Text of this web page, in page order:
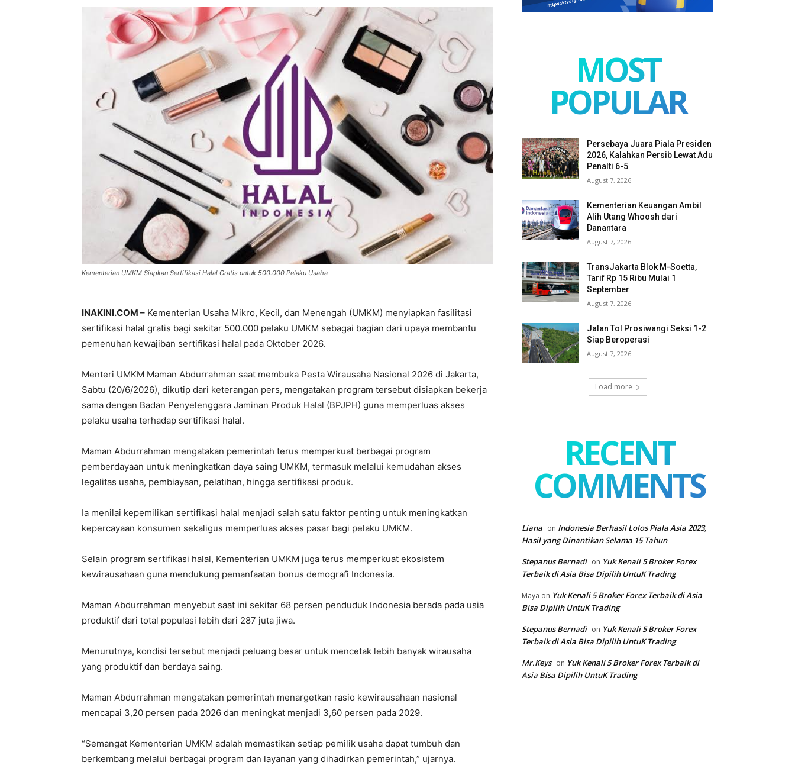
Kementerian UMKM Siapkan Sertifikasi Halal Gratis untuk 500.000 Pelaku Usaha
INAKINI.COM – Kementerian Usaha Mikro, Kecil, dan Menengah (UMKM) menyiapkan fasilitasi
sertifikasi halal gratis bagi sekitar 500.000 pelaku UMKM sebagai bagian dari upaya membantu
pemenuhan kewajiban sertifikasi halal pada Oktober 2026.
Menteri UMKM Maman Abdurrahman saat membuka Pesta Wirausaha Nasional 2026 di Jakarta,
Sabtu (20/6/2026), dikutip dari keterangan pers, mengatakan program tersebut disiapkan bekerja
sama dengan Badan Penyelenggara Jaminan Produk Halal (BPJPH) guna memperluas akses
pelaku usaha terhadap sertifikasi halal.
Maman Abdurrahman mengatakan pemerintah terus memperkuat berbagai program
pemberdayaan untuk meningkatkan daya saing UMKM, termasuk melalui kemudahan akses
legalitas usaha, pembiayaan, pelatihan, hingga sertifikasi produk.
Ia menilai kepemilikan sertifikasi halal menjadi salah satu faktor penting untuk meningkatkan
kepercayaan konsumen sekaligus memperluas akses pasar bagi pelaku UMKM.
Selain program sertifikasi halal, Kementerian UMKM juga terus memperkuat ekosistem
kewirausahaan guna mendukung pemanfaatan bonus demografi Indonesia.
Maman Abdurrahman menyebut saat ini sekitar 68 persen penduduk Indonesia berada pada usia
produktif dari total populasi lebih dari 287 juta jiwa.
Menurutnya, kondisi tersebut menjadi peluang besar untuk mencetak lebih banyak wirausaha
yang produktif dan berdaya saing.
Maman Abdurrahman mengatakan pemerintah menargetkan rasio kewirausahaan nasional
mencapai 3,20 persen pada 2026 dan meningkat menjadi 3,60 persen pada 2029.
“Semangat Kementerian UMKM adalah memastikan setiap pemilik usaha dapat tumbuh dan
berkembang melalui berbagai program dan layanan yang dihadirkan pemerintah,” ujarnya.
MOST
POPULAR
Persebaya Juara Piala Presiden
2026, Kalahkan Persib Lewat Adu
Penalti 6-5
August 7, 2026
Kementerian Keuangan Ambil
Alih Utang Whoosh dari
Danantara
August 7, 2026
TransJakarta Blok M-Soetta,
Tarif Rp 15 Ribu Mulai 1
September
August 7, 2026
Jalan Tol Prosiwangi Seksi 1-2
Siap Beroperasi
August 7, 2026
Load more
RECENT
COMMENTS
Liana on Indonesia Berhasil Lolos Piala Asia 2023,
Hasil yang Dinantikan Selama 15 Tahun
Stepanus Bernadi on Yuk Kenali 5 Broker Forex
Terbaik di Asia Bisa Dipilih UntuK Trading
Maya on Yuk Kenali 5 Broker Forex Terbaik di Asia
Bisa Dipilih UntuK Trading
Stepanus Bernadi on Yuk Kenali 5 Broker Forex
Terbaik di Asia Bisa Dipilih UntuK Trading
Mr.Keys on Yuk Kenali 5 Broker Forex Terbaik di
Asia Bisa Dipilih UntuK Trading